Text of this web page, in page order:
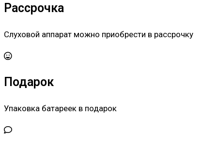
Рассрочка
Слуховой аппарат можно приобрести в рассрочку
Подарок
Упаковка батареек в подарок